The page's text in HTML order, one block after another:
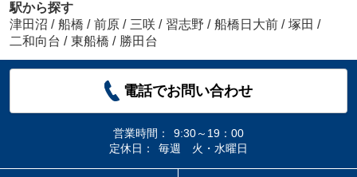
駅から探す
津田沼 / 船橋 / 前原 / 三咲 / 習志野 / 船橋日大前 / 塚田 /
二和向台 / 東船橋 / 勝田台
電話でお問い合わせ
営業時間：
9:30～19：00
定休日：
毎週 火・水曜日